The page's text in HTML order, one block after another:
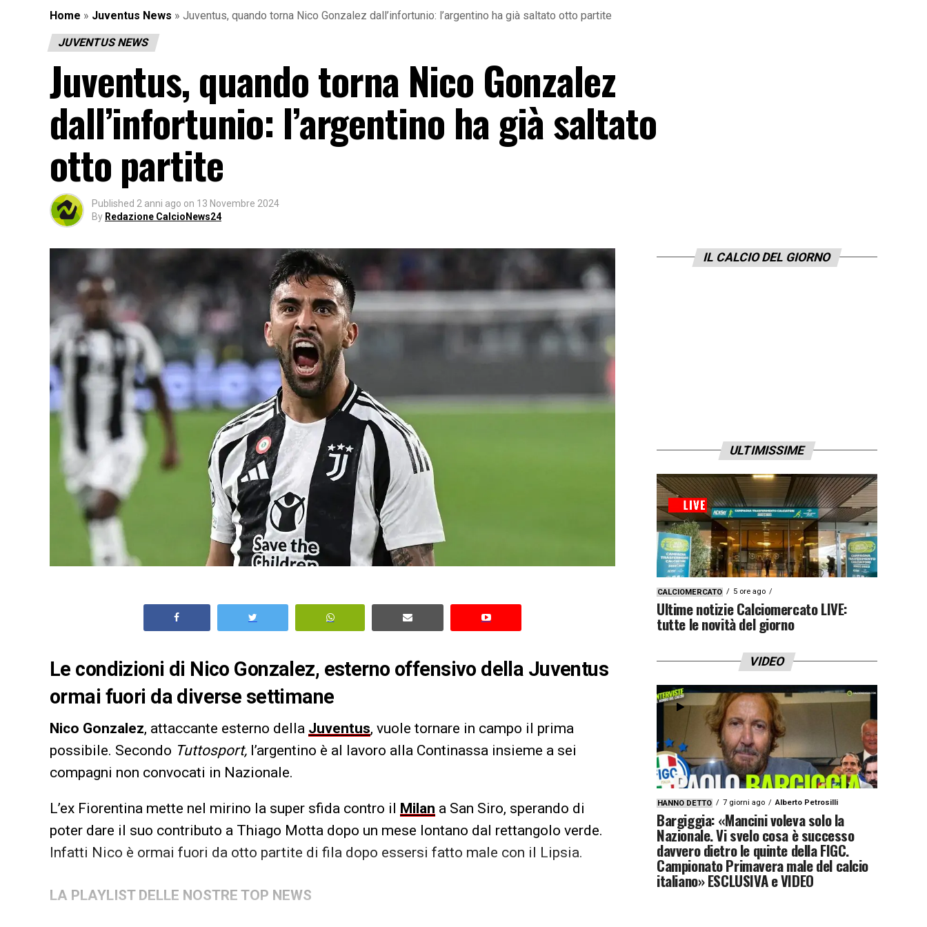
Home » Juventus News » Juventus, quando torna Nico Gonzalez dall’infortunio: l’argentino ha già saltato otto partite
JUVENTUS NEWS
Juventus, quando torna Nico Gonzalez
dall’infortunio: l’argentino ha già saltato
otto partite
Published 2 anni ago on 13 Novembre 2024
By Redazione CalcioNews24
Le condizioni di Nico Gonzalez, esterno offensivo della Juventus
ormai fuori da diverse settimane
Nico Gonzalez, attaccante esterno della Juventus, vuole tornare in campo il prima
possibile. Secondo Tuttosport, l’argentino è al lavoro alla Continassa insieme a sei
compagni non convocati in Nazionale.
L’ex Fiorentina mette nel mirino la super sfida contro il Milan a San Siro, sperando di
poter dare il suo contributo a Thiago Motta dopo un mese lontano dal rettangolo verde.
Infatti Nico è ormai fuori da otto partite di fila dopo essersi fatto male con il Lipsia.
LA PLAYLIST DELLE NOSTRE TOP NEWS
IL CALCIO DEL GIORNO
ULTIMISSIME
CALCIOMERCATO 5 ore ago
Ultime notizie Calciomercato LIVE:
tutte le novità del giorno
VIDEO
HANNO DETTO 7 giorni ago Alberto Petrosilli
Bargiggia: «Mancini voleva solo la
Nazionale. Vi svelo cosa è successo
davvero dietro le quinte della FIGC.
Campionato Primavera male del calcio
italiano» ESCLUSIVA e VIDEO